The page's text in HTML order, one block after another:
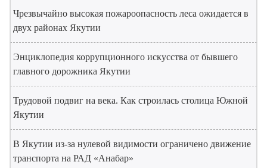
Чрезвычайно высокая пожароопасность леса ожидается в
двух районах Якутии
Энциклопедия коррупционного искусства от бывшего
главного дорожника Якутии
Трудовой подвиг на века. Как строилась столица Южной
Якутии
В Якутии из-за нулевой видимости ограничено движение
транспорта на РАД «Анабар»